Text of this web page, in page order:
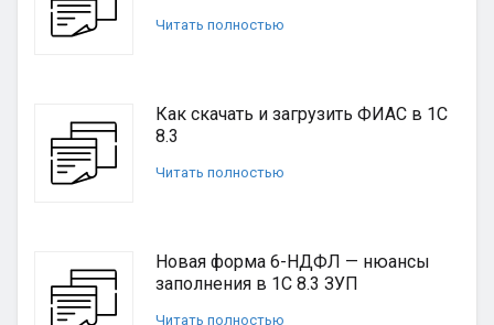
Читать полностью
Как скачать и загрузить ФИАС в 1С
8.3
Читать полностью
Новая форма 6-НДФЛ — нюансы
заполнения в 1С 8.3 ЗУП
Читать полностью